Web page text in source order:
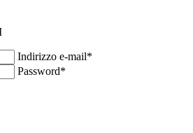
Indirizzo e-mail*
Password*